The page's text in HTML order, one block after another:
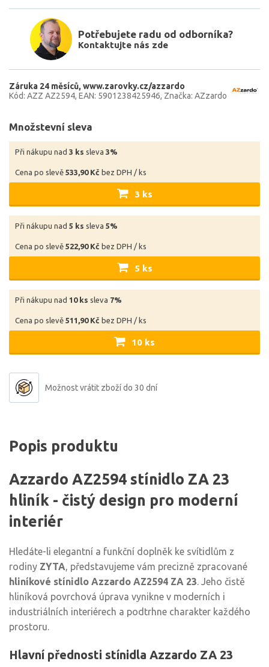
Potřebujete radu od odborníka?
Kontaktujte nás zde
Záruka 24 měsíců www.zarovky.cz/azzardo
Kód: AZZ AZ2594 EAN: 5901238425946 Značka: AZzardo
Množstevní sleva
Při nákupu nad 3 ks sleva 3%
Cena po slevě 533,90 Kč bez DPH / ks
3 ks
Při nákupu nad 5 ks sleva 5%
Cena po slevě 522,90 Kč bez DPH / ks
5 ks
Při nákupu nad 10 ks sleva 7%
Cena po slevě 511,90 Kč bez DPH / ks
10 ks
Možnost vrátit zboží do 30 dní
Popis produktu
Azzardo AZ2594 stínidlo ZA 23
hliník - čistý design pro moderní
interiér
Hledáte-li elegantní a funkční doplněk ke svítidlům z
rodiny ZYTA, představujeme vám precizně zpracované
hliníkové stínidlo Azzardo AZ2594 ZA 23. Jeho čistě
hliníková povrchová úprava vynikne v moderních i
industriálních interiérech a podtrhne charakter každého
prostoru.
Hlavní přednosti stínidla Azzardo ZA 23